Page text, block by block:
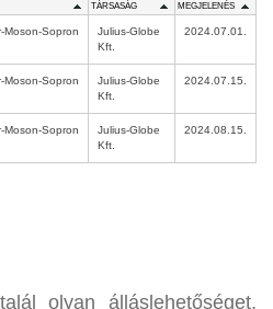
TÁRSASÁG MEGJELENÉS
Moson-Sopron
Julius-Globe
Kft.
2024.07.01.
Moson-Sopron
Julius-Globe
Kft.
2024.07.15.
Moson-Sopron
Julius-Globe
Kft.
2024.08.15.
olyan álláslehetőséget,